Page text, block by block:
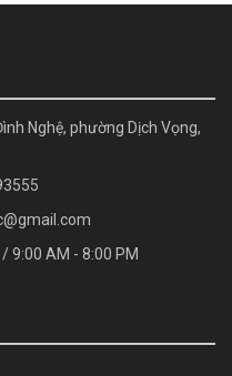
Nghệ, phường Dịch Vọng,
9:00 AM - 8:00 PM